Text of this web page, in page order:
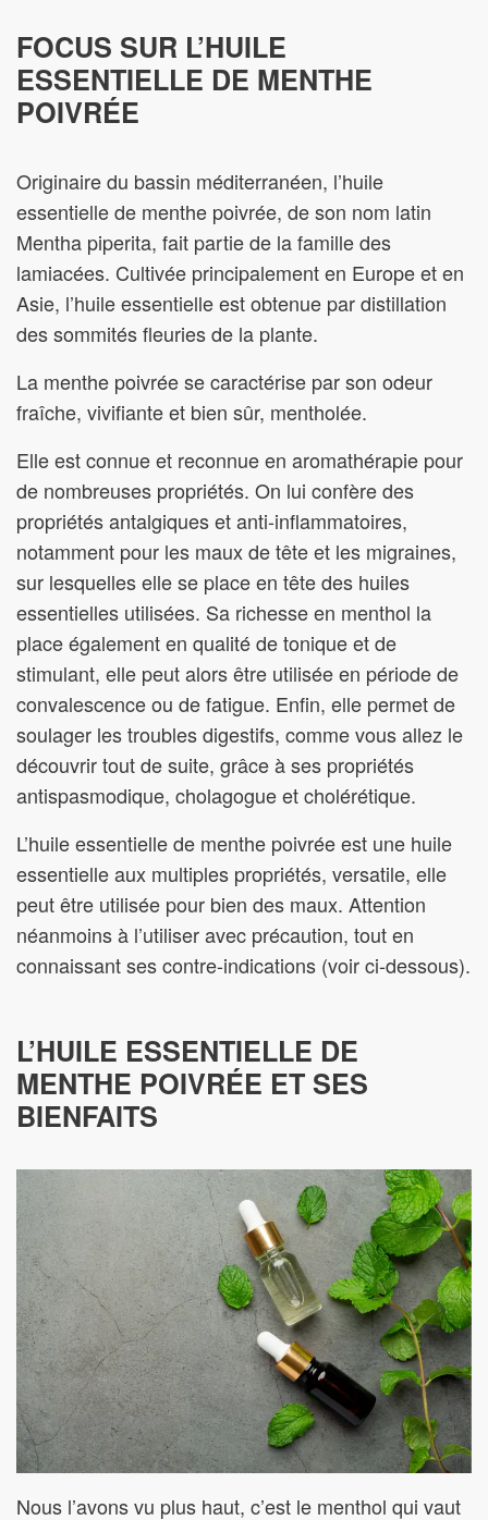
FOCUS SUR L’HUILE
ESSENTIELLE DE MENTHE
POIVRÉE
Originaire du bassin méditerranéen, l’huile
essentielle de menthe poivrée, de son nom latin
Mentha piperita, fait partie de la famille des
lamiacées. Cultivée principalement en Europe et en
Asie, l’huile essentielle est obtenue par distillation
des sommités fleuries de la plante.
La menthe poivrée se caractérise par son odeur
fraîche, vivifiante et bien sûr, mentholée.
Elle est connue et reconnue en aromathérapie pour
de nombreuses propriétés. On lui confère des
propriétés antalgiques et anti-inflammatoires,
notamment pour les maux de tête et les migraines,
sur lesquelles elle se place en tête des huiles
essentielles utilisées. Sa richesse en menthol la
place également en qualité de tonique et de
stimulant, elle peut alors être utilisée en période de
convalescence ou de fatigue. Enfin, elle permet de
soulager les troubles digestifs, comme vous allez le
découvrir tout de suite, grâce à ses propriétés
antispasmodique, cholagogue et cholérétique.
L’huile essentielle de menthe poivrée est une huile
essentielle aux multiples propriétés, versatile, elle
peut être utilisée pour bien des maux. Attention
néanmoins à l’utiliser avec précaution, tout en
connaissant ses contre-indications (voir ci-dessous).
L’HUILE ESSENTIELLE DE
MENTHE POIVRÉE ET SES
BIENFAITS
Nous l’avons vu plus haut, c’est le menthol qui vaut